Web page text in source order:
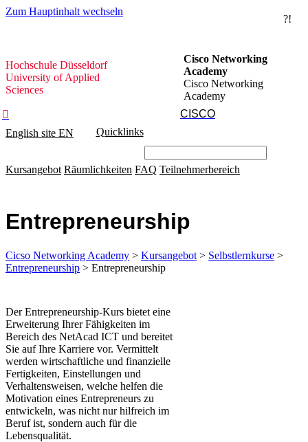
Zum Hauptinhalt wechseln
?!
Düsseldorf
Hochschule Düsseldorf
University of Applied
Sciences
Cisco Networking
Academy
Cisco Networking
Academy

CISCO
English site EN Quicklinks
Kursangebot Räumlichkeiten FAQ Teilnehmerbereich
Entrepreneurship
Cicso Networking Academy > Kursangebot > Selbstlernkurse >
Entrepreneurship > Entrepreneurship
​Der Entrepreneurship-Kurs bietet eine
Erweiterung Ihrer Fähigkeiten im
Bereich des NetAcad ICT und bereitet
Sie auf Ihre Karriere vor. Vermittelt
werden wirtschaftliche und finanzielle
Fertigkeiten, Einstellungen und
Verhaltensweisen, welche helfen die
Motivation eines Entrepreneurs zu
entwickeln, was nicht nur hilfreich im
Beruf ist, sondern auch für die
Lebensqualität.